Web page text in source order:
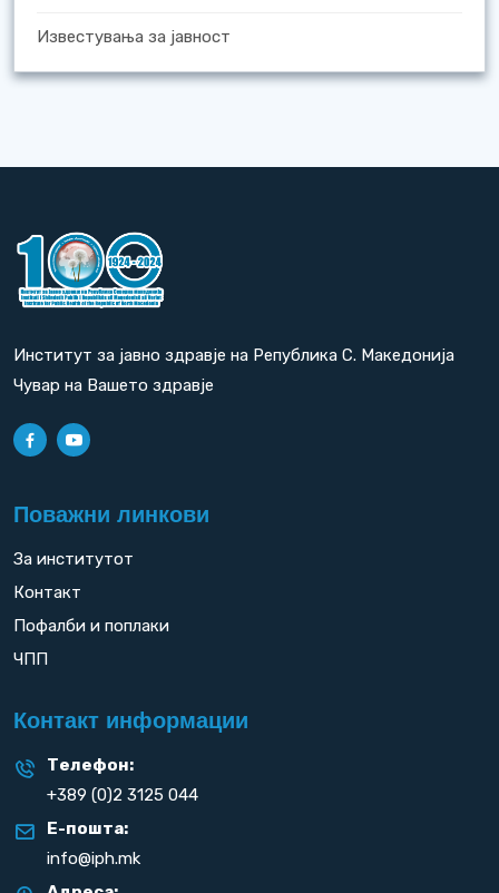
Известувања за јавност
Институт за јавно здравје на Република С. Македонија
Чувар на Вашето здравје
Поважни линкови
За институтот
Контакт
Пофалби и поплаки
ЧПП
Контакт информации
Телефон:
+389 (0)2 3125 044
Е-пошта:
info@iph.mk